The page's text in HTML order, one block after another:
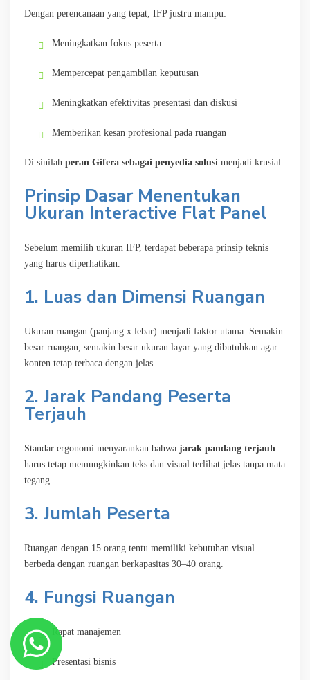
Dengan perencanaan yang tepat, IFP justru mampu:
Meningkatkan fokus peserta
Mempercepat pengambilan keputusan
Meningkatkan efektivitas presentasi dan diskusi
Memberikan kesan profesional pada ruangan
Di sinilah peran Gifera sebagai penyedia solusi menjadi krusial.
Prinsip Dasar Menentukan
Ukuran Interactive Flat Panel
Sebelum memilih ukuran IFP, terdapat beberapa prinsip teknis
yang harus diperhatikan.
1. Luas dan Dimensi Ruangan
Ukuran ruangan (panjang x lebar) menjadi faktor utama. Semakin
besar ruangan, semakin besar ukuran layar yang dibutuhkan agar
konten tetap terbaca dengan jelas.
2. Jarak Pandang Peserta
Terjauh
Standar ergonomi menyarankan bahwa jarak pandang terjauh
harus tetap memungkinkan teks dan visual terlihat jelas tanpa mata
tegang.
3. Jumlah Peserta
Ruangan dengan 15 orang tentu memiliki kebutuhan visual
berbeda dengan ruangan berkapasitas 30–40 orang.
4. Fungsi Ruangan
Rapat manajemen
Presentasi bisnis